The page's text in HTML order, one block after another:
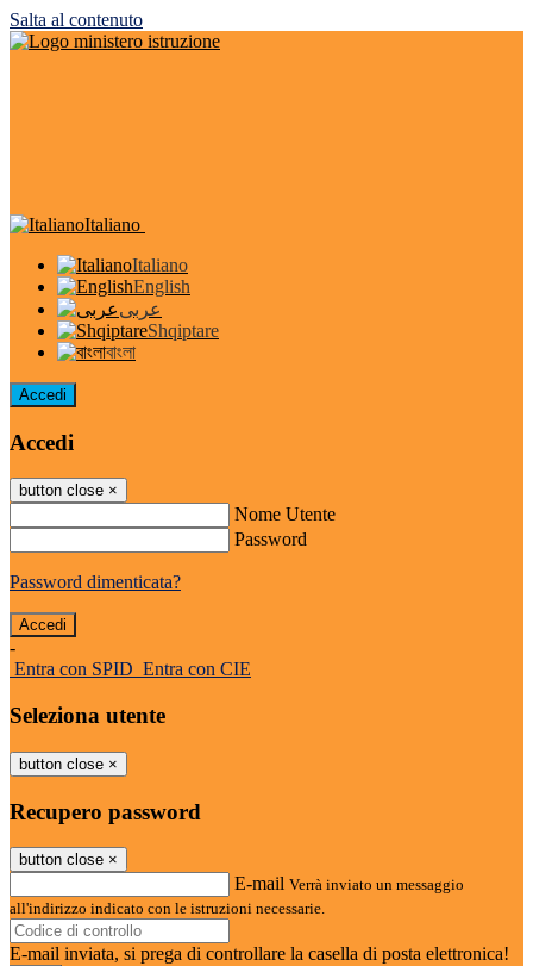
Salta al contenuto
Italiano
Italiano
English
عربى
Shqiptare
বাংলা
Accedi
Accedi
button close ×
Nome Utente
Password
Password dimenticata?
-
Entra con SPID Entra con CIE
Seleziona utente
button close ×
Recupero password
button close ×
E-mail Verrà inviato un messaggio
all'indirizzo indicato con le istruzioni necessarie.
E-mail inviata, si prega di controllare la casella di posta elettronica!